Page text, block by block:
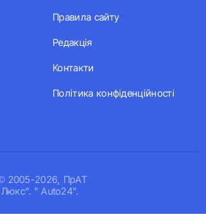
2005-2026, ПрАТ
Люкс". " Auto24".
Правила сайту
Редакція
Контакти
Політика конфіденційності